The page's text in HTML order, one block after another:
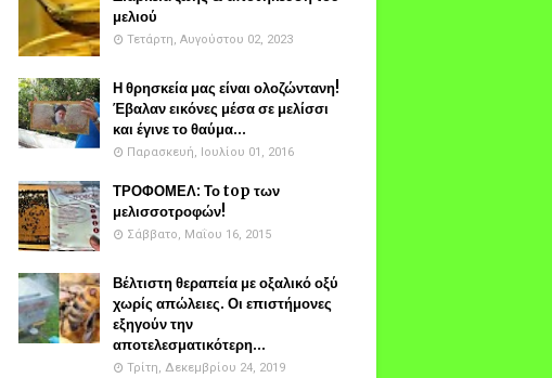
μελιού
Τετάρτη, Αυγούστου 02, 2023
Η θρησκεία μας είναι ολοζώντανη!
Έβαλαν εικόνες μέσα σε μελίσσι
και έγινε το θαύμα...
Παρασκευή, Ιουλίου 01, 2016
ΤΡΟΦΟΜΕΛ: Το top των
μελισσοτροφών!
Σάββατο, Μαΐου 16, 2015
Βέλτιστη θεραπεία με οξαλικό οξύ
χωρίς απώλειες. Οι επιστήμονες
εξηγούν την
αποτελεσματικότερη...
Τρίτη, Δεκεμβρίου 24, 2019